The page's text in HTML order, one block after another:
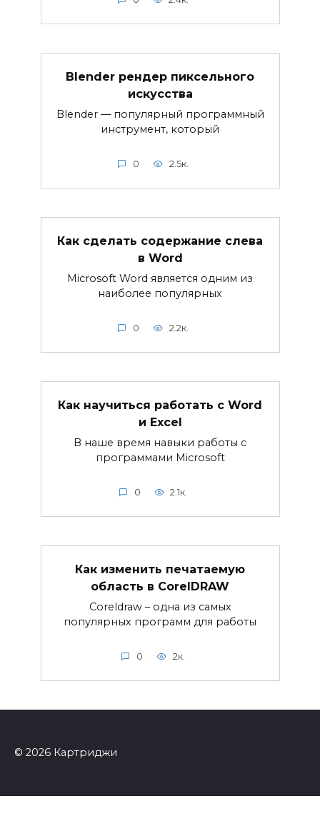
Blender рендер пиксельного
искусства
Blender — популярный программный
инструмент, который
0 2.5к.
Как сделать содержание слева
в Word
Microsoft Word является одним из
наиболее популярных
0 2.2к.
Как научиться работать с Word
и Excel
В наше время навыки работы с
программами Microsoft
0 2.1к.
Как изменить печатаемую
область в CorelDRAW
Coreldraw – одна из самых
популярных программ для работы
0 2к.
© 2026 Картриджи